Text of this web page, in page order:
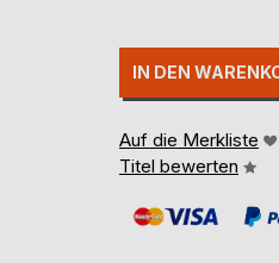
IN DEN
Auf die Merkliste
Titel bewerten